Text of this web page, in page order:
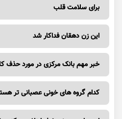
برای سلامت قلب
این زن دهقان فداکار شد
خبر مهم بانک مرکزی در مورد حذف
کدام گروه های خونی عصبانی تر